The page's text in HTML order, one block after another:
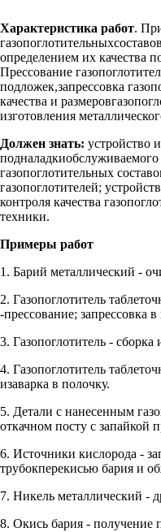
Характеристика работ.
определением их качества
Прессование
подложек,запрессовка
качества и
изготовления
Должен знать: устройство
газопоглотительных
газопоглотителей;
контроля качества
техники.
Примеры работ
1. Барий металлический -
2. Газопоглотитель
-прессование; запрессовка
3. Газопоглотитель - сборка
4. Газопоглотитель
изаварка в полочку.
5. Детали с нанесенным
откачном посту с запайкой
6. Источники кислорода -
трубокперекисью бария и
7. Никель металлический -
8. Окись бария - получение